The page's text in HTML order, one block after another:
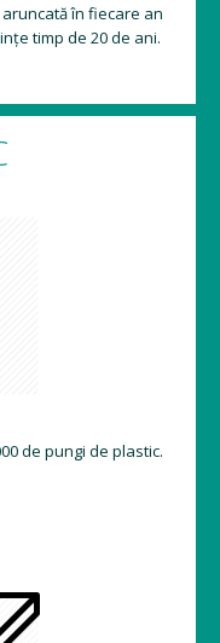
în fiecare an
timp de 20 de ani.
de pungi de plastic.